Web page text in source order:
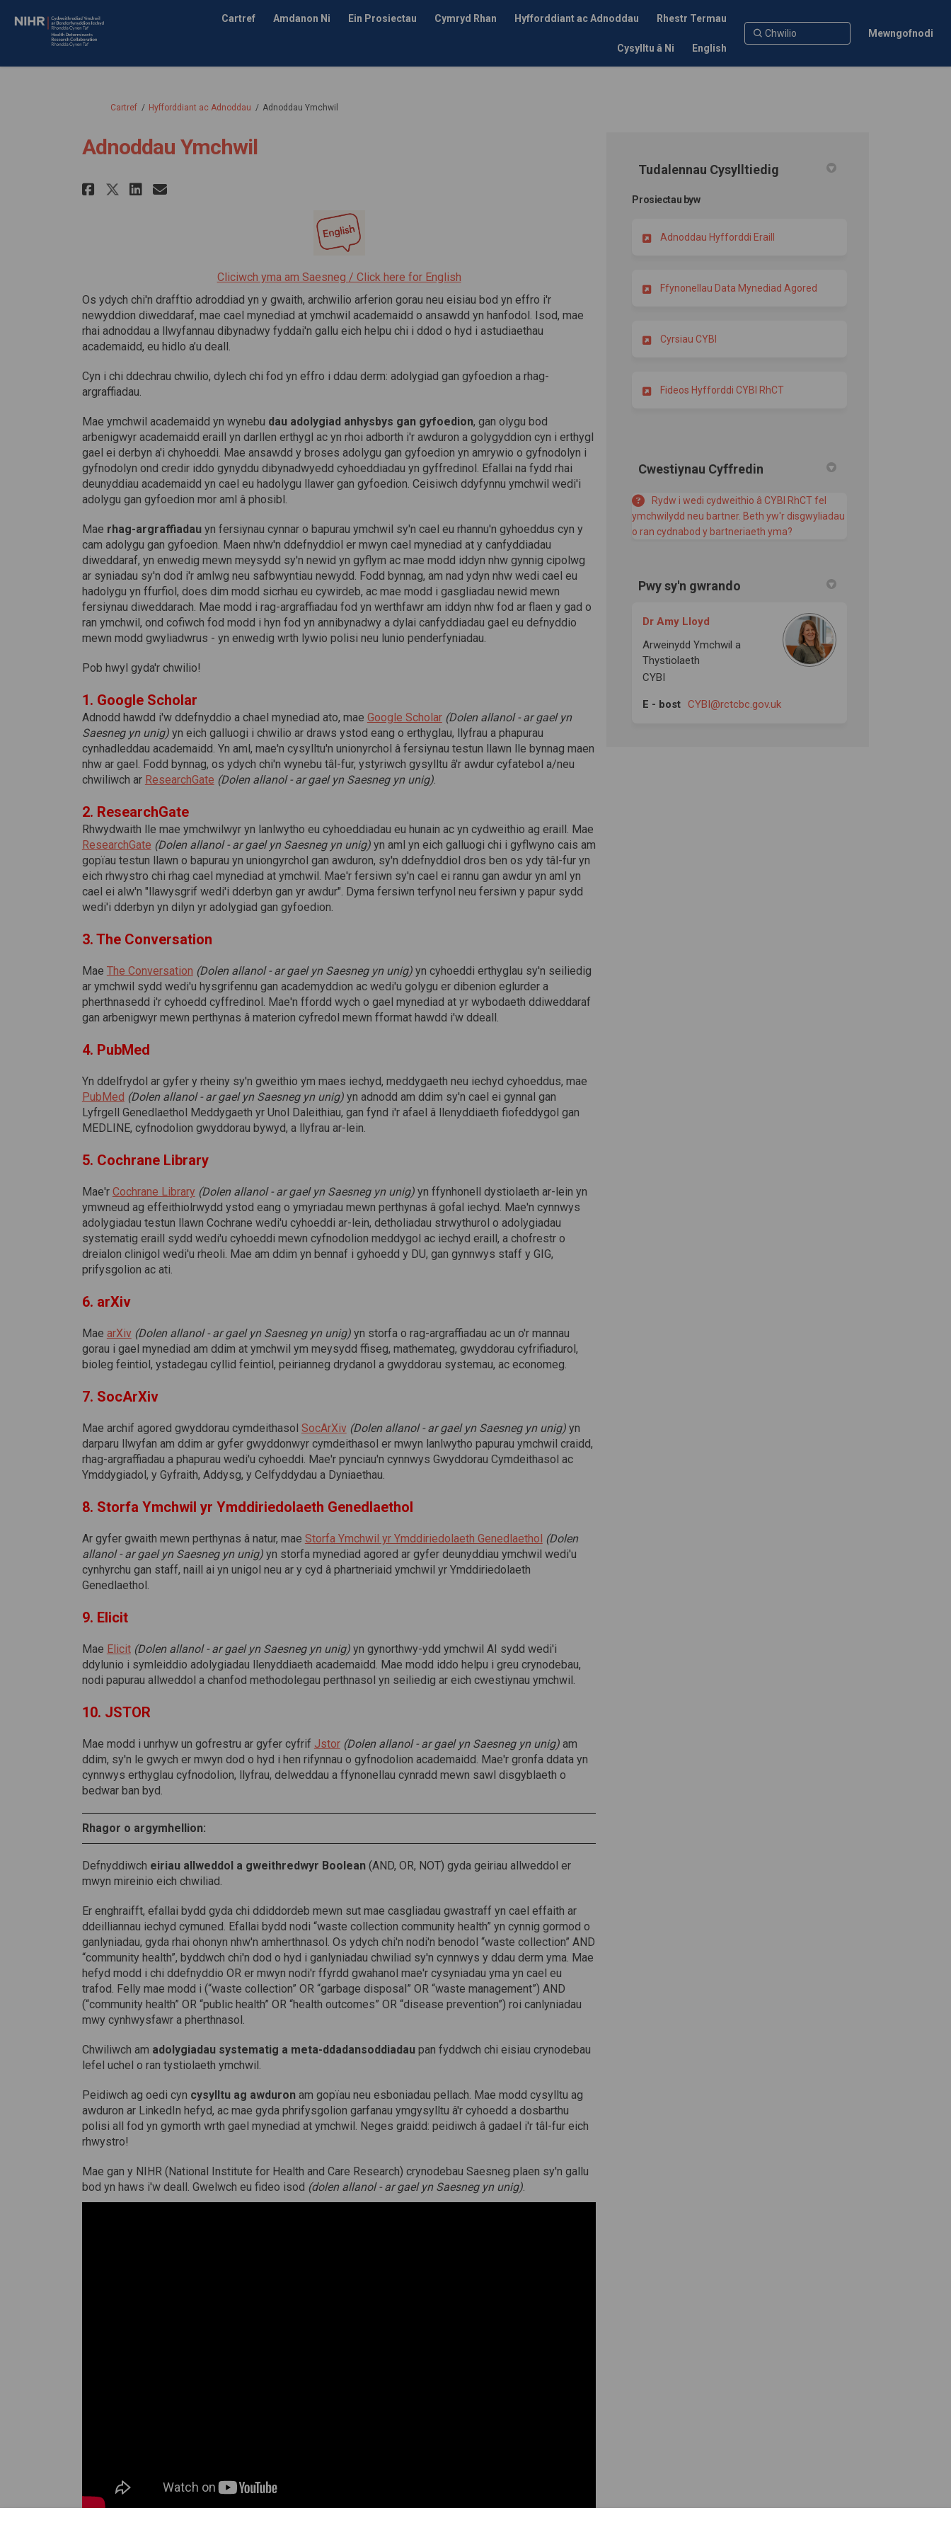
Cartref Amdanon Ni Ein Prosiectau Cymryd Rhan Hyfforddiant ac Adnoddau Rhestr Termau
Cysylltu â Ni English
Mewngofnodi
Rydych yma:
Cartref Hyfforddiant ac Adnoddau Adnoddau Ymchwil
Adnoddau Ymchwil
Rhannu Adnoddau Ymchwil ar Facebook
Rhannu Adnoddau Ymchwil Ar Twitter
Rhannu Adnoddau Ymchwil Ar LinkedIn
E-bost Adnoddau Ymchwil dolen
Cliciwch yma am Saesneg / Click here for English(Dolen allanol)
Os ydych chi'n drafftio adroddiad yn y gwaith, archwilio arferion gorau neu eisiau bod yn effro i'r
newyddion diweddaraf, mae cael mynediad at ymchwil academaidd o ansawdd yn hanfodol. Isod, mae
rhai adnoddau a llwyfannau dibynadwy fyddai'n gallu eich helpu chi i ddod o hyd i astudiaethau
academaidd, eu hidlo a’u deall.
Cyn i chi ddechrau chwilio, dylech chi fod yn effro i ddau derm: adolygiad gan gyfoedion a rhag-
argraffiadau.
Mae ymchwil academaidd yn wynebu dau adolygiad anhysbys gan gyfoedion, gan olygu bod
arbenigwyr academaidd eraill yn darllen erthygl ac yn rhoi adborth i'r awduron a golygyddion cyn i erthygl
gael ei derbyn a'i chyhoeddi. Mae ansawdd y broses adolygu gan gyfoedion yn amrywio o gyfnodolyn i
gyfnodolyn ond credir iddo gynyddu dibynadwyedd cyhoeddiadau yn gyffredinol. Efallai na fydd rhai
deunyddiau academaidd yn cael eu hadolygu llawer gan gyfoedion. Ceisiwch ddyfynnu ymchwil wedi'i
adolygu gan gyfoedion mor aml â phosibl.
Mae rhag-argraffiadauyn fersiynau cynnar o bapurau ymchwil sy'n cael eu rhannu'n gyhoeddus cyn y
cam adolygu gan gyfoedion. Maen nhw'n ddefnyddiol er mwyn cael mynediad at y canfyddiadau
diweddaraf, yn enwedig mewn meysydd sy'n newid yn gyflym ac mae modd iddyn nhw gynnig cipolwg
ar syniadau sy'n dod i'r amlwg neu safbwyntiau newydd. Fodd bynnag, am nad ydyn nhw wedi cael eu
hadolygu yn ffurfiol, does dim modd sicrhau eu cywirdeb, ac mae modd i gasgliadau newid mewn
fersiynau diweddarach. Mae modd i rag-argraffiadau fod yn werthfawr am iddyn nhw fod ar flaen y gad o
ran ymchwil, ond cofiwch fod modd i hyn fod yn annibynadwy a dylai canfyddiadau gael eu defnyddio
mewn modd gwyliadwrus - yn enwedig wrth lywio polisi neu lunio penderfyniadau.
Pob hwyl gyda'r chwilio!
1. Google Scholar
Adnodd hawdd i'w ddefnyddio a chael mynediad ato, mae Google Scholar(Dolen allanol)
(Dolen allanol - ar gael yn
Saesneg yn unig)yn eich galluogi i chwilio ar draws ystod eang o erthyglau, llyfrau a phapurau
cynhadleddau academaidd. Yn aml, mae'n cysylltu'n unionyrchol â fersiynau testun llawn lle bynnag maen
nhw ar gael. Fodd bynnag, os ydych chi'n wynebu tâl-fur, ystyriwch gysylltu â'r awdur cyfatebol a/neu
chwiliwch ar ResearchGate(Dolen allanol)
(Dolen allanol - ar gael yn Saesneg yn unig).
2. ResearchGate
Rhwydwaith lle mae ymchwilwyr yn lanlwytho eu cyhoeddiadau eu hunain ac yn cydweithio ag eraill. Mae
ResearchGate(Dolen allanol)
(Dolen allanol - ar gael yn Saesneg yn unig)yn aml yn eich galluogi chi i gyflwyno cais am
gopïau testun llawn o bapurau yn uniongyrchol gan awduron, sy'n ddefnyddiol dros ben os ydy tâl-fur yn
eich rhwystro chi rhag cael mynediad at ymchwil. Mae'r fersiwn sy'n cael ei rannu gan awdur yn aml yn
cael ei alw'n "llawysgrif wedi'i dderbyn gan yr awdur". Dyma fersiwn terfynol neu fersiwn y papur sydd
wedi'i dderbyn yn dilyn yr adolygiad gan gyfoedion.
3. The Conversation
Mae The Conversation(Dolen allanol)
(Dolen allanol - ar gael yn Saesneg yn unig)yn cyhoeddi erthyglau sy'n seiliedig
ar ymchwil sydd wedi'u hysgrifennu gan academyddion ac wedi'u golygu er dibenion eglurder a
pherthnasedd i'r cyhoedd cyffredinol. Mae'n ffordd wych o gael mynediad at yr wybodaeth ddiweddaraf
gan arbenigwyr mewn perthynas â materion cyfredol mewn fformat hawdd i'w ddeall.
4. PubMed
Yn ddelfrydol ar gyfer y rheiny sy'n gweithio ym maes iechyd, meddygaeth neu iechyd cyhoeddus, mae
PubMed(Dolen allanol)
(Dolen allanol - ar gael yn Saesneg yn unig)yn adnodd am ddim sy'n cael ei gynnal gan
Lyfrgell Genedlaethol Meddygaeth yr Unol Daleithiau, gan fynd i'r afael â llenyddiaeth fiofeddygol gan
MEDLINE, cyfnodolion gwyddorau bywyd, a llyfrau ar-lein.
5. Cochrane Library
Mae'r Cochrane Library(Dolen allanol)
(Dolen allanol - ar gael yn Saesneg yn unig)yn ffynhonell dystiolaeth ar-lein yn
ymwneud ag effeithiolrwydd ystod eang o ymyriadau mewn perthynas â gofal iechyd. Mae'n cynnwys
adolygiadau testun llawn Cochrane wedi'u cyhoeddi ar-lein, detholiadau strwythurol o adolygiadau
systematig eraill sydd wedi'u cyhoeddi mewn cyfnodolion meddygol ac iechyd eraill, a chofrestr o
dreialon clinigol wedi'u rheoli. Mae am ddim yn bennaf i gyhoedd y DU, gan gynnwys staff y GIG,
prifysgolion ac ati.
6. arXiv
Mae arXiv(Dolen allanol)
(Dolen allanol - ar gael yn Saesneg yn unig)yn storfa o rag-argraffiadau ac un o'r mannau
gorau i gael mynediad am ddim at ymchwil ym meysydd ffiseg, mathemateg, gwyddorau cyfrifiadurol,
bioleg feintiol, ystadegau cyllid feintiol, peirianneg drydanol a gwyddorau systemau, ac economeg.
7. SocArXiv
Mae archif agored gwyddorau cymdeithasol SocArXiv(Dolen allanol)
(Dolen allanol - ar gael yn Saesneg yn unig)yn
darparu llwyfan am ddim ar gyfer gwyddonwyr cymdeithasol er mwyn lanlwytho papurau ymchwil craidd,
rhag-argraffiadau a phapurau wedi'u cyhoeddi. Mae'r pynciau'n cynnwys Gwyddorau Cymdeithasol ac
Ymddygiadol, y Gyfraith, Addysg, y Celfyddydau a Dyniaethau.
8. Storfa Ymchwil yr Ymddiriedolaeth Genedlaethol
Ar gyfer gwaith mewn perthynas â natur, mae Storfa Ymchwil yr Ymddiriedolaeth Genedlaethol(Dolen allanol)
(Dolen
allanol - ar gael yn Saesneg yn unig)yn storfa mynediad agored ar gyfer deunyddiau ymchwil wedi'u
cynhyrchu gan staff, naill ai yn unigol neu ar y cyd â phartneriaid ymchwil yr Ymddiriedolaeth
Genedlaethol.
9. Elicit
Mae Elicit(Dolen allanol)
(Dolen allanol - ar gael yn Saesneg yn unig)yn gynorthwy-ydd ymchwil AI sydd wedi'i
ddylunio i symleiddio adolygiadau llenyddiaeth academaidd. Mae modd iddo helpu i greu crynodebau,
nodi papurau allweddol a chanfod methodolegau perthnasol yn seiliedig ar eich cwestiynau ymchwil.
10. JSTOR
Mae modd i unrhyw un gofrestru ar gyfer cyfrif Jstor(Dolen allanol)
(Dolen allanol - ar gael yn Saesneg yn unig)am
ddim, sy'n le gwych er mwyn dod o hyd i hen rifynnau o gyfnodolion academaidd. Mae'r gronfa ddata yn
cynnwys erthyglau cyfnodolion, llyfrau, delweddau a ffynonellau cynradd mewn sawl disgyblaeth o
bedwar ban byd.
Rhagor o argymhellion:
Defnyddiwch eiriau allweddol a gweithredwyr Boolean(AND, OR, NOT) gyda geiriau allweddol er
mwyn mireinio eich chwiliad.
Er enghraifft, efallai bydd gyda chi ddiddordeb mewn sut mae casgliadau gwastraff yn cael effaith ar
ddeilliannau iechyd cymuned. Efallai bydd nodi “waste collection community health” yn cynnig gormod o
ganlyniadau, gyda rhai ohonyn nhw'n amherthnasol. Os ydych chi'n nodi'n benodol “waste collection” AND
“community health”, byddwch chi'n dod o hyd i ganlyniadau chwiliad sy'n cynnwys y ddau derm yma. Mae
hefyd modd i chi ddefnyddio OR er mwyn nodi'r ffyrdd gwahanol mae'r cysyniadau yma yn cael eu
trafod. Felly mae modd i (“waste collection” OR “garbage disposal” OR “waste management”) AND
(“community health” OR “public health” OR “health outcomes” OR “disease prevention”) roi canlyniadau
mwy cynhwysfawr a pherthnasol.
Chwiliwch am adolygiadau systematig a meta-ddadansoddiadaupan fyddwch chi eisiau crynodebau
lefel uchel o ran tystiolaeth ymchwil.
Peidiwch ag oedi cyn cysylltu ag awduronam gopïau neu esboniadau pellach. Mae modd cysylltu ag
awduron ar LinkedIn hefyd, ac mae gyda phrifysgolion garfanau ymgysylltu â'r cyhoedd a dosbarthu
polisi all fod yn gymorth wrth gael mynediad at ymchwil. Neges graidd: peidiwch â gadael i'r tâl-fur eich
rhwystro!
Mae gan y NIHR (National Institute for Health and Care Research) crynodebau Saesneg plaen sy'n gallu
bod yn haws i'w deall. Gwelwch eu fideo isod (dolen allanol - ar gael yn Saesneg yn unig).
Tudalennau Cysylltiedig
Prosiectau byw
Adnoddau Hyfforddi Eraill
Ffynonellau Data Mynediad Agored
Cyrsiau CYBI
Fideos Hyfforddi CYBI RhCT
Cwestiynau Cyffredin
Rydw i wedi cydweithio â CYBI RhCT fel
ymchwilydd neu bartner. Beth yw'r disgwyliadau
o ran cydnabod y bartneriaeth yma?
Pwy sy'n gwrando
Dr Amy Lloyd
Arweinydd Ymchwil a
Thystiolaeth
CYBI
E - bost CYBI@rctcbc.gov.uk(Dolen allanol)